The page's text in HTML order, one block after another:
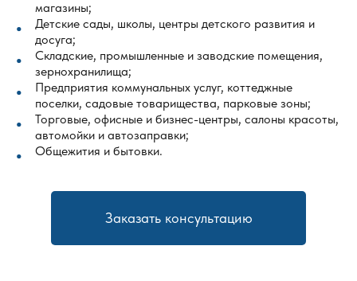
магазины;
Детские сады, школы, центры детского развития и
досуга;
Складские, промышленные и заводские помещения,
зернохранилища;
Предприятия коммунальных услуг, коттеджные
поселки, садовые товарищества, парковые зоны;
Торговые, офисные и бизнес-центры, салоны красоты,
автомойки и автозаправки;
Общежития и бытовки.
Заказать консультацию